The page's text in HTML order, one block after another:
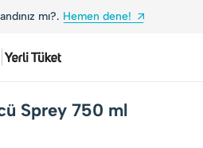
mı?.Hemen dene!
Sprey 750 ml